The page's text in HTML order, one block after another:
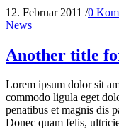
12. Februar 2011 /0
News
Another title
Lorem ipsum dolor sit
commodo ligula eget
penatibus et magnis dis
Donec quam felis,